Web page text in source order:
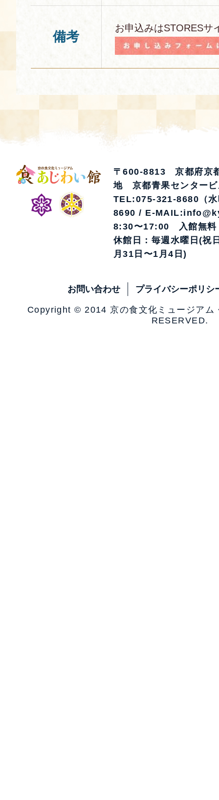
備考
お申込みはSTORESサ
〒600-8813 京都府京
地 京都青果センタービ
TEL:075-321-8680（
8690 / E-
8:30〜17:00 入館無料
休館日：毎週水曜日(祝
月31日〜1月4日)
お問い合わせ プライバシーポリシ
Copyright © 2014 京の食文化ミュージア
RESERVED.